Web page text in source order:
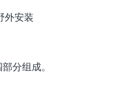
外安装
分组成。